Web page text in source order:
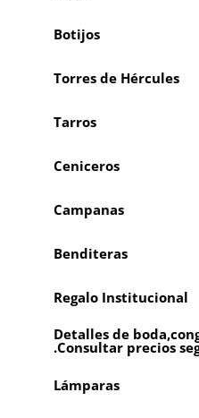
Botijos
Torres de Hércules
Tarros
Ceniceros
Campanas
Benditeras
Regalo Institucional
Detalles de
.Consultar precios
Lámparas